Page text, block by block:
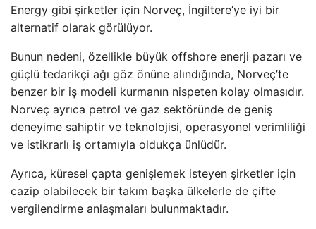
Energy gibi şirketler için Norveç, İngiltere’ye iyi bir
alternatif olarak görülüyor.
Bunun nedeni, özellikle büyük offshore enerji pazarı ve
güçlü tedarikçi ağı göz önüne alındığında, Norveç’te
benzer bir iş modeli kurmanın nispeten kolay olmasıdır.
Norveç ayrıca petrol ve gaz sektöründe de geniş
deneyime sahiptir ve teknolojisi, operasyonel verimliliği
ve istikrarlı iş ortamıyla oldukça ünlüdür.
Ayrıca, küresel çapta genişlemek isteyen şirketler için
cazip olabilecek bir takım başka ülkelerle de çifte
vergilendirme anlaşmaları bulunmaktadır.